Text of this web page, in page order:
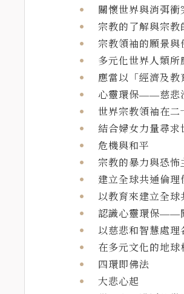
關懷世界與消弭衝
宗教的了解與宗教
宗教領袖的願景與
多元化世界人類
應當以「經濟及教
心靈環保——慈悲
世界宗教領袖在二
結合婦女力量尋求
危機與和平
宗教的暴力與恐怖
建立全球共通倫理
以教育來建立全球
認識心靈環保——
以慈悲和智慧處理
在多元文化的地球
四環即佛法
大悲心起